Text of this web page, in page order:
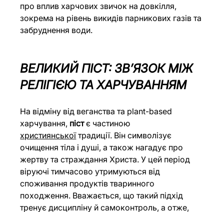
про вплив харчових звичок на довкілля,
зокрема на рівень викидів парникових газів та
забруднення води.
ВЕЛИКИЙ ПІСТ: ЗВʼЯЗОК МІЖ
РЕЛІГІЄЮ ТА ХАРЧУВАННЯМ
На відміну від веганства та plant-based
харчування, піст є частиною
християнської традиції. Він символізує
очищення тіла і душі, а також нагадує про
жертву та страждання Христа. У цей період
віруючі тимчасово утримуються від
споживання продуктів тваринного
походження. Вважається, що такий підхід
тренує дисципліну й самоконтроль, а отже,